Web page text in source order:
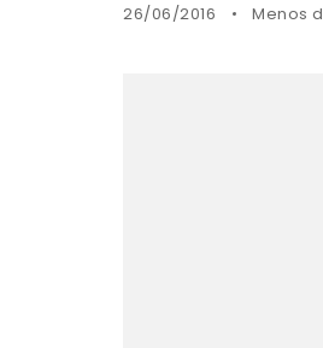
26/06/2016 Menos